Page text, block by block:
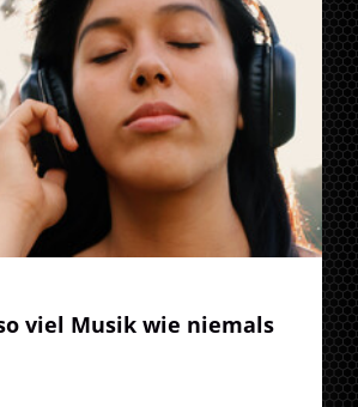
viel Musik wie niemals